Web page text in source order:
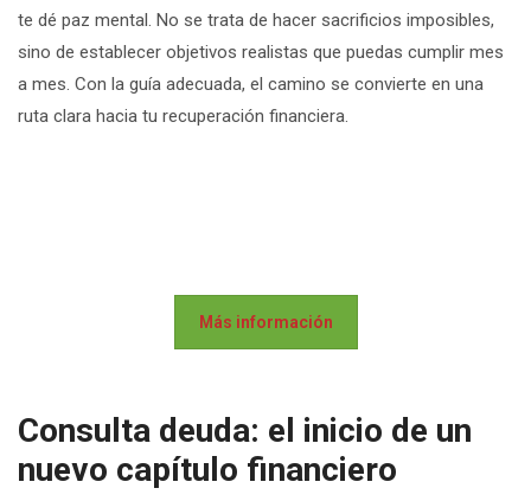
te dé paz mental. No se trata de hacer sacrificios imposibles,
sino de establecer objetivos realistas que puedas cumplir mes
a mes. Con la guía adecuada, el camino se convierte en una
ruta clara hacia tu recuperación financiera.
Más información
Consulta deuda: el inicio de un
nuevo capítulo financiero